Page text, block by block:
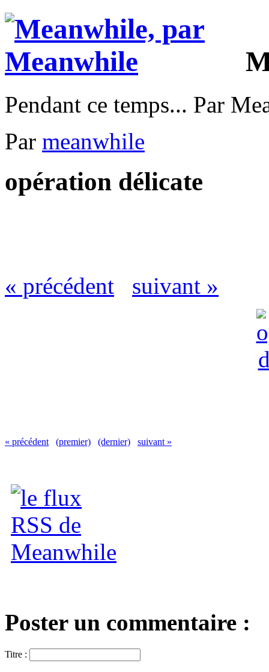
Pendant ce temps... Par
Par meanwhile
opération délicate
« précédent suivant »
« précédent (premier) (dernier) suivant »
Poster un commentaire :
Titre :